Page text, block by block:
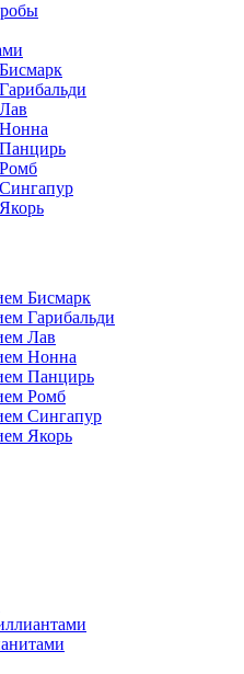
Бисмарк
Гарибальди
Лав
Нонна
Панцирь
Ромб
Сингапур
Якорь